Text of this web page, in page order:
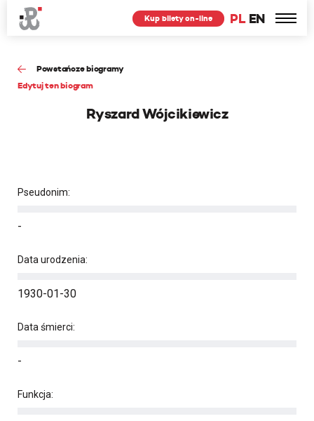
PL EN
Kup bilety on-line
Powstańcze biogramy
Edytuj ten biogram
Ryszard Wójcikiewicz
Pseudonim:
-
Data urodzenia:
1930-01-30
Data śmierci:
-
Funkcja: